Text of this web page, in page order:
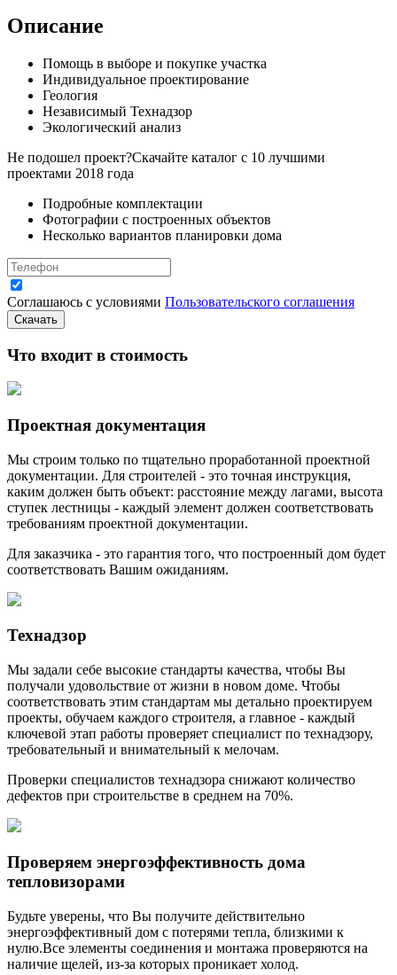
Описание
Помощь в выборе и покупке участка
Индивидуальное проектирование
Геология
Независимый Технадзор
Экологический анализ
Не подошел проект?Скачайте каталог с 10 лучшими
проектами 2018 года
Подробные комплектации
Фотографии с построенных объектов
Несколько вариантов планировки дома
Соглашаюсь с условиями Пользовательского соглашения
Скачать
Что входит в стоимость
Проектная документация
Мы строим только по тщательно проработанной проектной
документации. Для строителей - это точная инструкция,
каким должен быть объект: расстояние между лагами, высота
ступек лестницы - каждый элемент должен соответствовать
требованиям проектной документации.
Для заказчика - это гарантия того, что построенный дом будет
соответствовать Вашим ожиданиям.
Технадзор
Мы задали себе высокие стандарты качества, чтобы Вы
получали удовольствие от жизни в новом доме. Чтобы
соответствовать этим стандартам мы детально проектируем
проекты, обучаем каждого строителя, а главное - каждый
ключевой этап работы проверяет специалист по технадзору,
требовательный и внимательный к мелочам.
Проверки специалистов технадзора снижают количество
дефектов при строительстве в среднем на 70%.
Проверяем энергоэффективность дома
тепловизорами
Будьте уверены, что Вы получите действительно
энергоэффективный дом с потерями тепла, близкими к
нулю.Все элементы соединения и монтажа проверяются на
наличие щелей, из-за которых проникает холод.